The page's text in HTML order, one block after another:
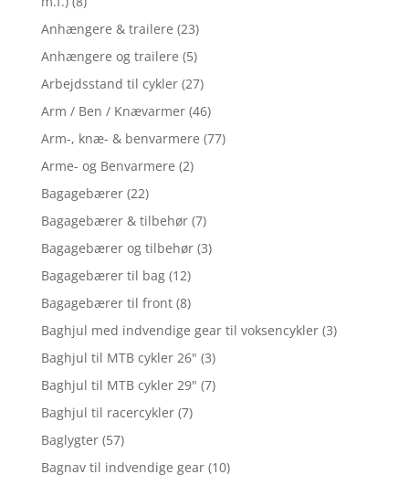
Anhængere & trailere (23)
Anhængere og trailere (5)
Arbejdsstand til cykler (27)
Arm / Ben / Knævarmer (46)
Arm-, knæ- & benvarmere (77)
Arme- og Benvarmere (2)
Bagagebærer (22)
Bagagebærer & tilbehør (7)
Bagagebærer og tilbehør (3)
Bagagebærer til bag (12)
Bagagebærer til front (8)
Baghjul med indvendige gear til voksencykler (3)
Baghjul til MTB cykler 26" (3)
Baghjul til MTB cykler 29" (7)
Baghjul til racercykler (7)
Baglygter (57)
Bagnav til indvendige gear (10)